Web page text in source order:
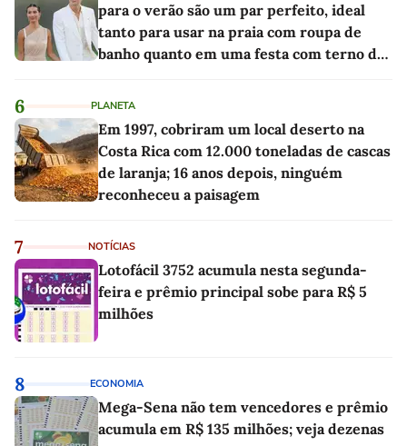
para o verão são um par perfeito, ideal
tanto para usar na praia com roupa de
banho quanto em uma festa com terno de
6 PLANETA
Em 1997, cobriram um local deserto na
Costa Rica com 12.000 toneladas de cascas
de laranja; 16 anos depois, ninguém
reconheceu a paisagem
7 NOTÍCIAS
Lotofácil 3752 acumula nesta segunda-
feira e prêmio principal sobe para R$ 5
milhões
8 ECONOMIA
Mega-Sena não tem vencedores e prêmio
acumula em R$ 135 milhões; veja dezenas